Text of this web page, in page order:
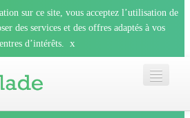
sur ce site, vous acceptez l’utilisation de
des services et des offres adaptés à vos
d’intérêts.
x